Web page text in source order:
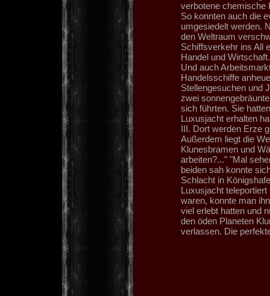
verbotene chemische
So konnten auch die
umgesiedelt werden.
den Weltraum
Schiffsverkehr ins All
Handel und
Und auch
Handelsschiffe
Stellengesuchen und
zwei
sich führten. Sie
Luxusjacht erhalten
III. Dort werden Erze
Außerdem liegt die
Klunesbramen und
arbeiten?..." "Mal
beiden sah konnte
Schlacht in
Luxusjacht
waren, konnte man
viel erlebt hatten und
den öden Planeten
verlassen. Die